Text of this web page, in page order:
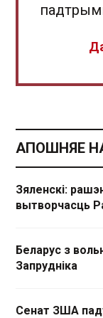
АПОШНЯЕ
Зяленскі:
вытворчасць
Беларус з
Запрудніка
Сенат ЗША